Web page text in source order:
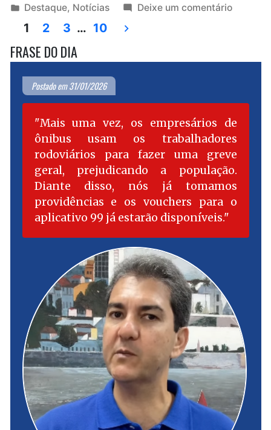
MP
abre
sobre
declarações
de
PGJ
do
Maranhão”
por
Publicado
em
Destaque, Notícias Deixe um comentárioem
MP
sobre
PGJ
do
Paginação
de
posts
1 2 3 … 10
FRASE DO DIA
Postado em 31/01/2026
Mais uma vez, os empresários de
ônibus usam os trabalhadores
rodoviários para fazer uma greve
geral, prejudicando a população.
Diante disso, nós já tomamos
providências e os vouchers para o
aplicativo 99 já estarão disponíveis.